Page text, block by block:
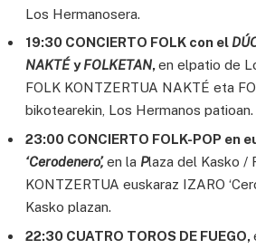
Los Hermanosera.
19:30 CONCIERTO FOLK con el
NAKTÉyFOLKETAN,en elpatio de
FOLK KONTZERTUA NAKTÉ eta
bikotearekin, Los Hermanos patioan.
23:00 CONCIERTO FOLK-POP en
‘Cerodenero’,en la Plaza del Kasko /
KONTZERTUA euskaraz IZARO
Kasko plazan.
22:30 CUATRO TOROS DE FUEGO,